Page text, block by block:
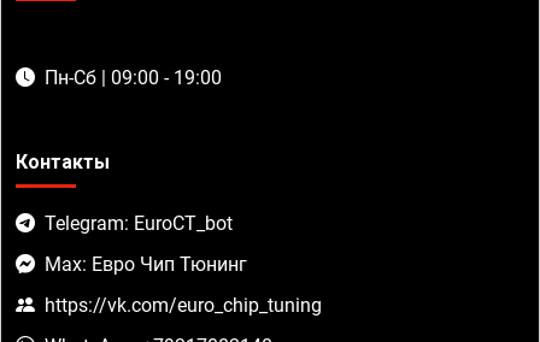
Пн-Сб | 09:00 - 19:00
Контакты
Telegram: EuroCT_bot
Max: Евро Чип Тюнинг
https://vk.com/euro_chip_tuning